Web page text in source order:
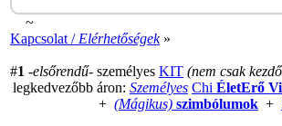
~
Kapcsolat / Elérhetőségek»
#1 -elsőrendű- személyes KIT (nem csak
legkedvezőbb áron: Személyes Chi ÉletErő
+ (Mágikus) szimbólumok +